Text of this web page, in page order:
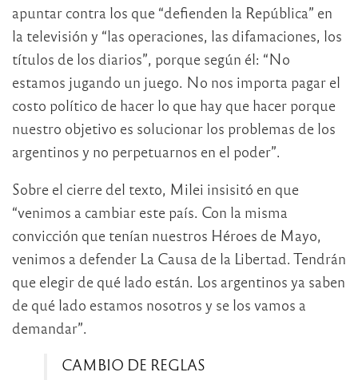
apuntar contra los que “defienden la República” en
la televisión y “las operaciones, las difamaciones, los
títulos de los diarios”, porque según él: “No
estamos jugando un juego. No nos importa pagar el
costo político de hacer lo que hay que hacer porque
nuestro objetivo es solucionar los problemas de los
argentinos y no perpetuarnos en el poder”.
Sobre el cierre del texto, Milei insisitó en que
“venimos a cambiar este país. Con la misma
convicción que tenían nuestros Héroes de Mayo,
venimos a defender La Causa de la Libertad. Tendrán
que elegir de qué lado están. Los argentinos ya saben
de qué lado estamos nosotros y se los vamos a
demandar”.
CAMBIO DE REGLAS